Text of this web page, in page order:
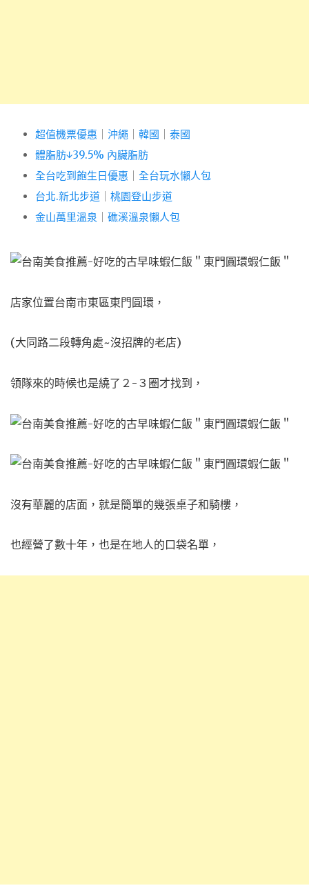
超值機票優惠 沖繩 韓國
泰國
體脂肪↓39.5% 內臟脂肪
全台吃到飽生日優惠
全台玩水懶人包
台北.新北步道
桃園登山步道
金山萬里溫泉
礁溪溫泉懶人包
店家位置台南市東區東門圓環，
(大同路二段轉角處~沒招牌的老店)
領隊來的時候也是繞了２-３圈才找到，
沒有華麗的店面， 就是簡單的幾張桌子和騎樓，
也經營了數十年，也是在地人的口袋名單，